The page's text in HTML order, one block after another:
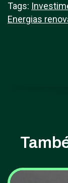
Tags:
Energias